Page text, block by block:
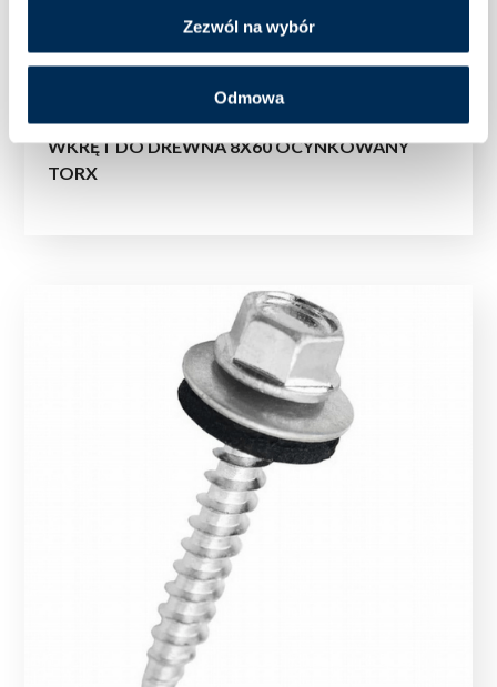
Zezwól na wybór
Odmowa
WKRĘT DO DREWNA 8X60 OCYNKOWANY
TORX